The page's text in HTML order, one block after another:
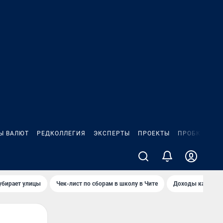
ВАЛЮТ РЕДКОЛЛЕГИЯ ЭКСПЕРТЫ ПРОЕКТЫ ПРОБКИ
улицы Чек-лист по сборам в школу в Чите Доходы